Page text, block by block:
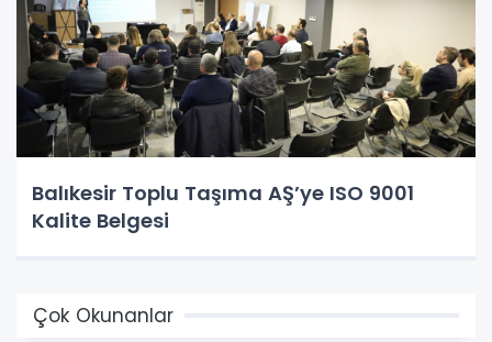
Balıkesir Toplu Taşıma AŞ’ye ISO 9001
Kalite Belgesi
Çok Okunanlar